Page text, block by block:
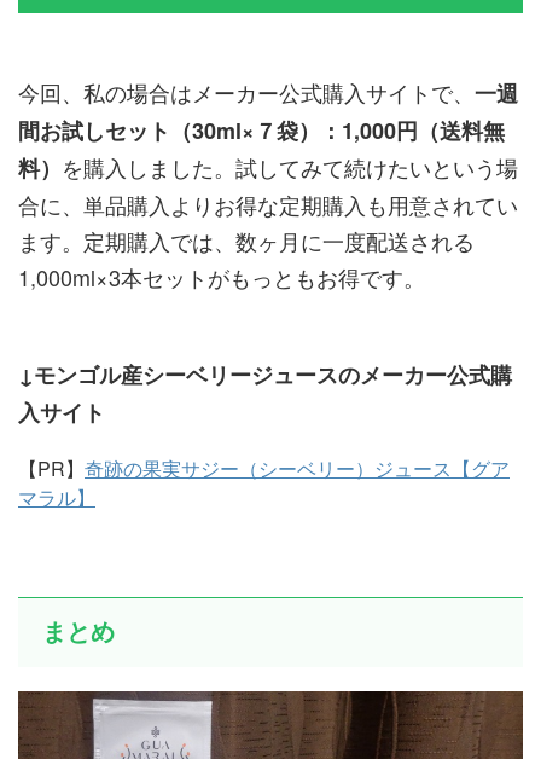
今回、私の場合はメーカー公式購入サイトで、 一週
間お試しセット（30ml×７袋）：1,000円（送料無
料） を購入しました。試してみて続けたいという場
合に、単品購入よりお得な定期購入も用意されてい
ます。定期購入では、数ヶ月に一度配送される
1,000ml×3本セットがもっともお得です。
↓モンゴル産シーベリージュースのメーカー公式購
入サイト
【PR】 奇跡の果実サジー（シーベリー）ジュース【グア
マラル】
まとめ